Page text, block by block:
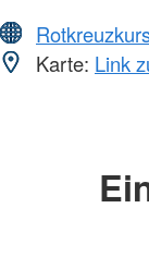
Karte: Link